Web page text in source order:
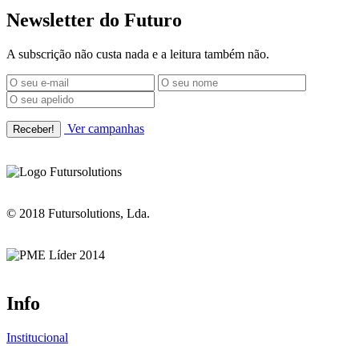
Newsletter do Futuro
A subscrição não custa nada e a leitura também não.
Ver campanhas
© 2018 Futursolutions, Lda.
Info
Institucional